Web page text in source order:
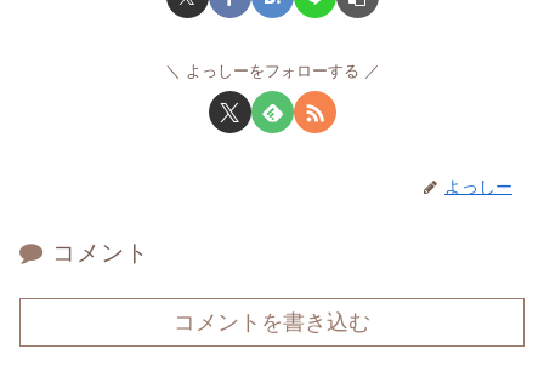
よっしーをフォローする
よっしー
コメント
コメントを書き込む